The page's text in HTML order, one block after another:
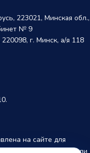
223021, Минская обл.,
№ 9
г. Минск, а/я 118
на сайте для